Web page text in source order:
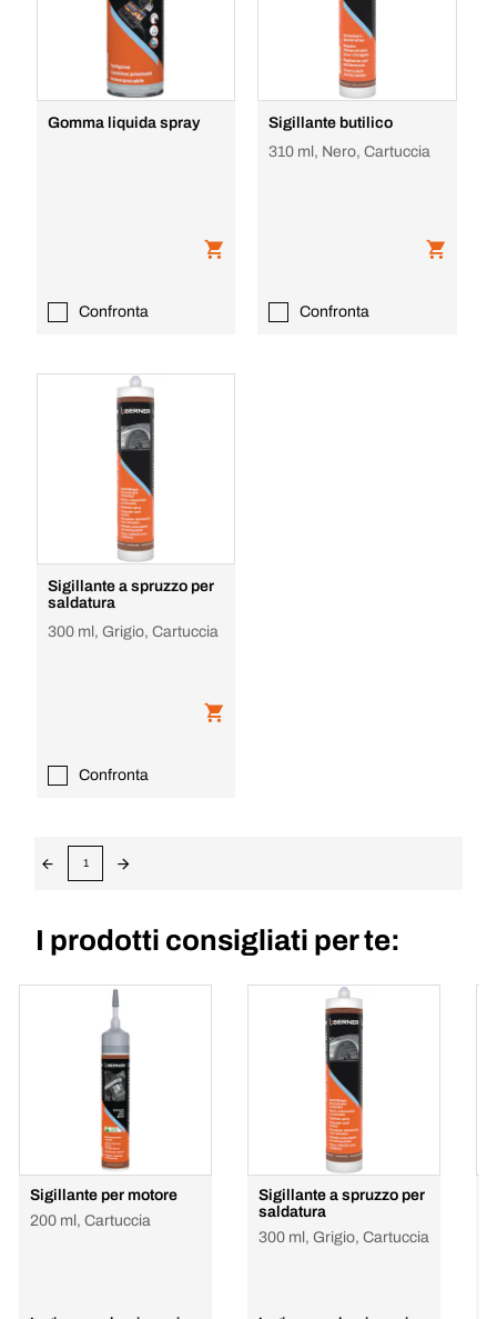
Gomma liquida spray
Confronta
Sigillante butilico
310 ml, Nero, Cartuccia
Confronta
Sigillante a spruzzo per
saldatura
300 ml, Grigio, Cartuccia
Confronta
1
I prodotti consigliati per te:
Sigillante per motore
200 ml, Cartuccia
Sigillante a spruzzo per
saldatura
300 ml, Grigio, Cartuccia